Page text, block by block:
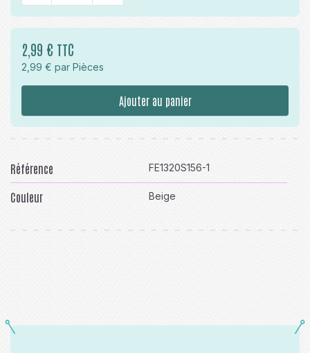
2,99 € TTC
2,99 € par Pièces
Ajouter au panier
Référence FE1320S156-1
Couleur Beige